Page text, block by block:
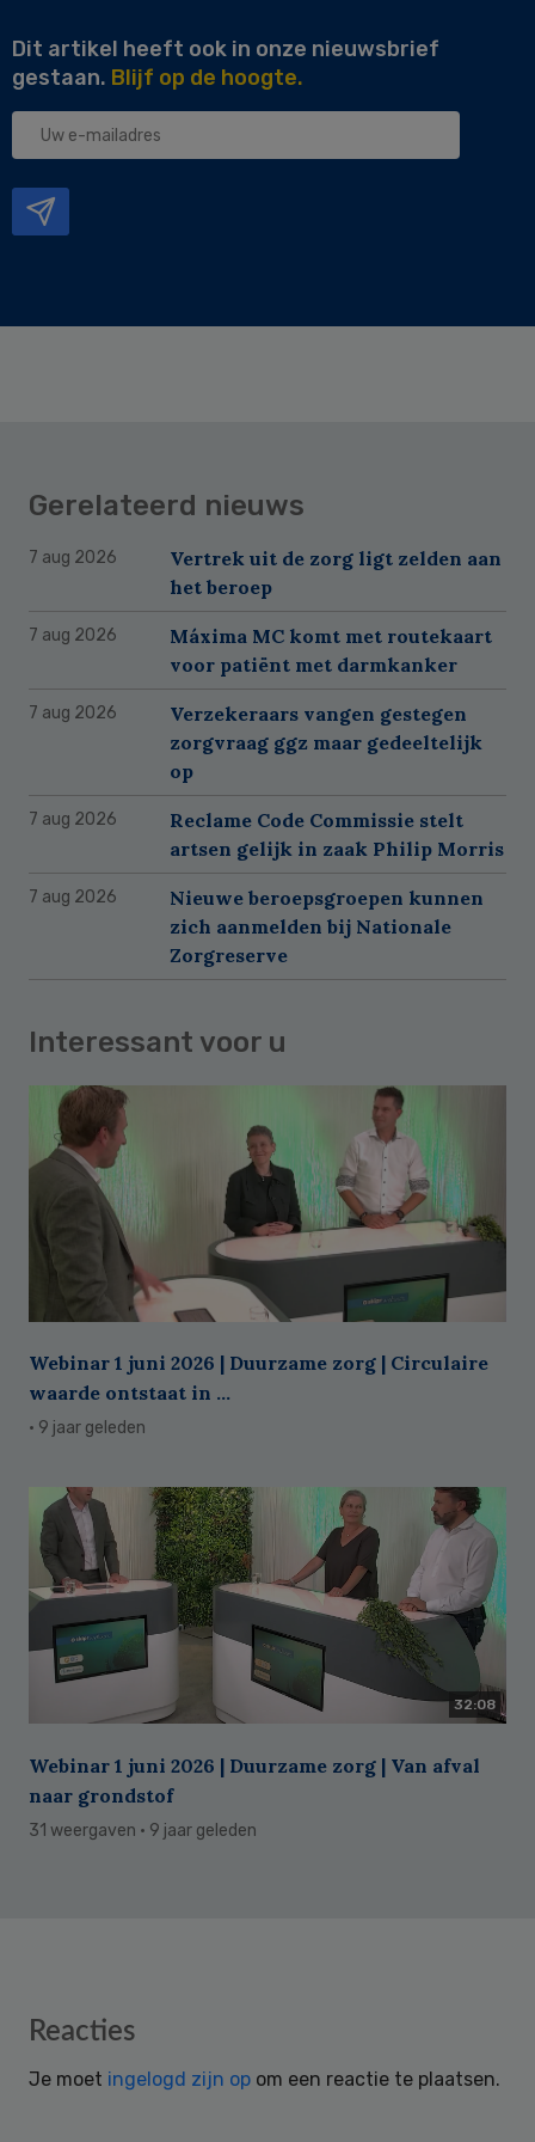
Dit artikel heeft ook in onze nieuwsbrief
gestaan. Blijf op de hoogte.
Uw
Gerelateerd nieuws
7 aug 2026
Vertrek uit de zorg ligt zelden aan
het beroep
7 aug 2026
Máxima MC komt met routekaart
voor patiënt met darmkanker
7 aug 2026
Verzekeraars vangen gestegen
zorgvraag ggz maar gedeeltelijk
op
7 aug 2026
Reclame Code Commissie stelt
artsen gelijk in zaak Philip Morris
7 aug 2026
Nieuwe beroepsgroepen kunnen
zich aanmelden bij Nationale
Zorgreserve
Interessant voor u
Webinar 1 juni 2026 | Duurzame zorg | Circulaire
waarde ontstaat in ...
· 9 jaar geleden
32:08
Webinar 1 juni 2026 | Duurzame zorg | Van afval
naar grondstof
31 weergaven · 9 jaar geleden
Reader
Reacties
Je moet ingelogd zijn op om een reactie te plaatsen.